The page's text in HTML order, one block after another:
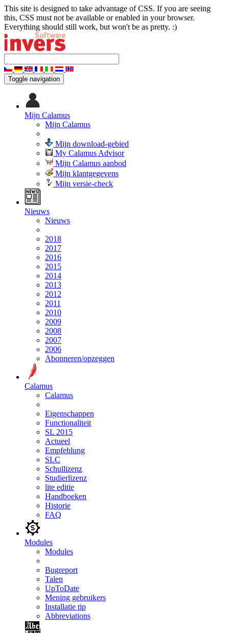
This site is designed to take advantage of CSS. If you are seeing
this, CSS must not be available or enabled in your browser.
Everything should still work, but won't be as pretty. :)
Toggle navigation
Mijn Calamus
Mijn Calamus
Mijn download-gebied
My Calamus Advisor
Mijn Calamus aanbod
Mijn klantgegevens
Mijn versie-check
Nieuws
Nieuws
2018
2017
2016
2015
2014
2013
2012
2011
2010
2009
2008
2007
2006
Abonneren/opzeggen
Calamus
Calamus
Eigenschappen
Functionaliteit
SL 2015
Actueel
Empfehlung
SLC
Schullizenz
Studierlizenz
lite editie
Handboeken
Historie
FAQ
Modules
Modules
Bugreport
Talen
UpToDate
Mening gebruikers
Installatie tip
Abbreviations